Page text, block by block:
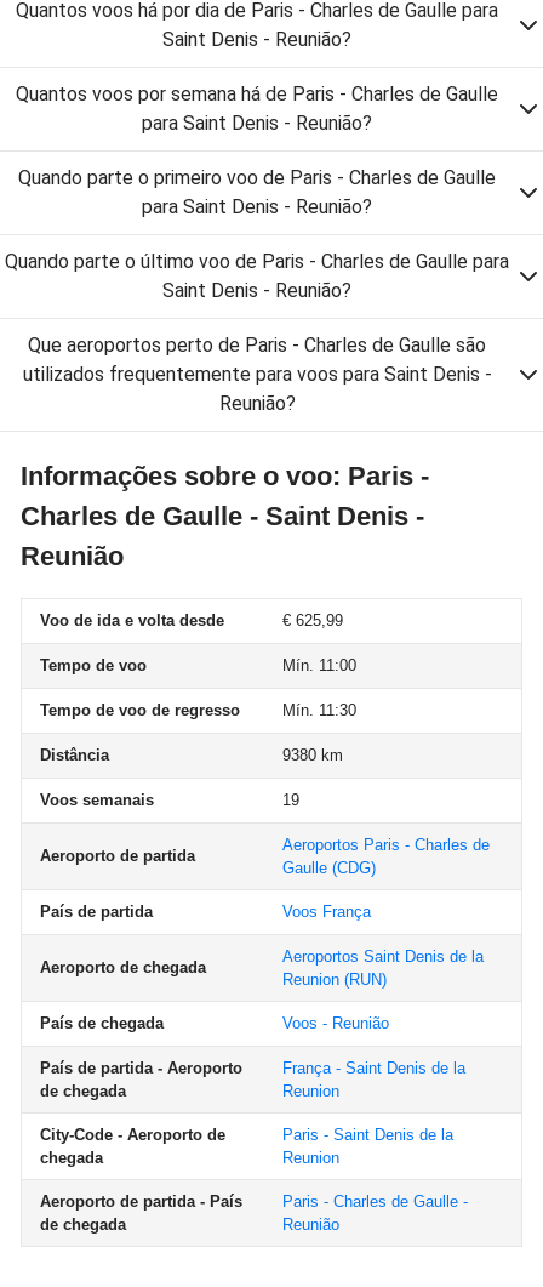
Quantos voos há por dia de Paris - Charles de Gaulle para
Saint Denis - Reunião?
Quantos voos por semana há de Paris - Charles de Gaulle
para Saint Denis - Reunião?
Quando parte o primeiro voo de Paris - Charles de Gaulle
para Saint Denis - Reunião?
Quando parte o último voo de Paris - Charles de Gaulle para
Saint Denis - Reunião?
Que aeroportos perto de Paris - Charles de Gaulle são
utilizados frequentemente para voos para Saint Denis -
Reunião?
Informações sobre o voo: Paris -
Charles de Gaulle - Saint Denis -
Reunião
Voo de ida e volta desde € 625,99
Tempo de voo Mín. 11:00
Tempo de voo de regresso Mín. 11:30
Distância 9380 km
Voos semanais 19
Aeroporto de partida
Aeroportos Paris - Charles de
Gaulle (CDG)
País de partida Voos França
Aeroporto de chegada
Aeroportos Saint Denis de la
Reunion (RUN)
País de chegada Voos - Reunião
País de partida - Aeroporto
de chegada
França - Saint Denis de la
Reunion
City-Code - Aeroporto de
chegada
Paris - Saint Denis de la
Reunion
Aeroporto de partida - País
de chegada
Paris - Charles de Gaulle -
Reunião